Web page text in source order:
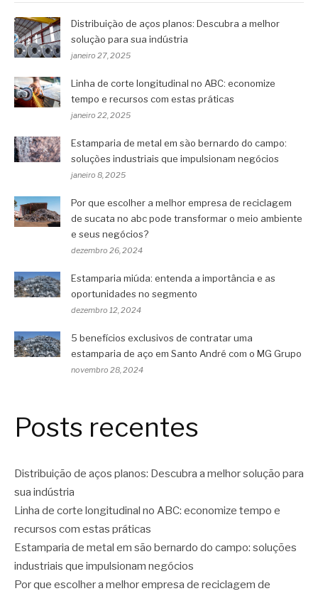
Distribuição de aços planos: Descubra a melhor
solução para sua indústria
janeiro 27, 2025
Linha de corte longitudinal no ABC: economize
tempo e recursos com estas práticas
janeiro 22, 2025
Estamparia de metal em são bernardo do campo:
soluções industriais que impulsionam negócios
janeiro 8, 2025
Por que escolher a melhor empresa de reciclagem
de sucata no abc pode transformar o meio ambiente
e seus negócios?
dezembro 26, 2024
Estamparia miúda: entenda a importância e as
oportunidades no segmento
dezembro 12, 2024
5 benefícios exclusivos de contratar uma
estamparia de aço em Santo André com o MG Grupo
novembro 28, 2024
Posts recentes
Distribuição de aços planos: Descubra a melhor solução para
sua indústria
Linha de corte longitudinal no ABC: economize tempo e
recursos com estas práticas
Estamparia de metal em são bernardo do campo: soluções
industriais que impulsionam negócios
Por que escolher a melhor empresa de reciclagem de